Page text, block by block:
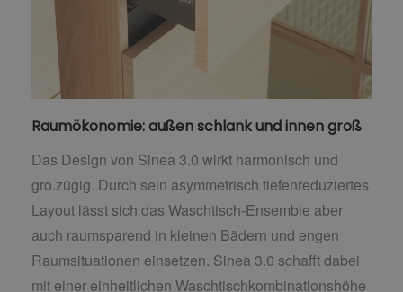
Raumökonomie: außen schlank und innen groß
Das Design von Sinea 3.0 wirkt harmonisch und
gro.zügig. Durch sein asymmetrisch tiefenreduziertes
Layout lässt sich das Waschtisch-Ensemble aber
auch raumsparend in kleinen Bädern und engen
Raumsituationen einsetzen. Sinea 3.0 schafft dabei
mit einer einheitlichen Waschtischkombinationshöhe